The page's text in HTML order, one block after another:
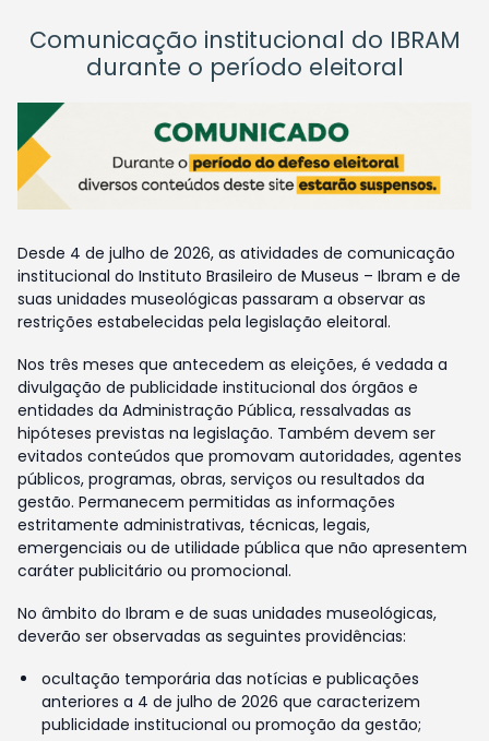
Comunicação institucional do IBRAM
durante o período eleitoral
Desde 4 de julho de 2026, as atividades de comunicação
institucional do Instituto Brasileiro de Museus – Ibram e de
suas unidades museológicas passaram a observar as
restrições estabelecidas pela legislação eleitoral.
Nos três meses que antecedem as eleições, é vedada a
divulgação de publicidade institucional dos órgãos e
entidades da Administração Pública, ressalvadas as
hipóteses previstas na legislação. Também devem ser
evitados conteúdos que promovam autoridades, agentes
públicos, programas, obras, serviços ou resultados da
gestão. Permanecem permitidas as informações
estritamente administrativas, técnicas, legais,
emergenciais ou de utilidade pública que não apresentem
caráter publicitário ou promocional.
No âmbito do Ibram e de suas unidades museológicas,
deverão ser observadas as seguintes providências:
ocultação temporária das notícias e publicações
anteriores a 4 de julho de 2026 que caracterizem
publicidade institucional ou promoção da gestão;